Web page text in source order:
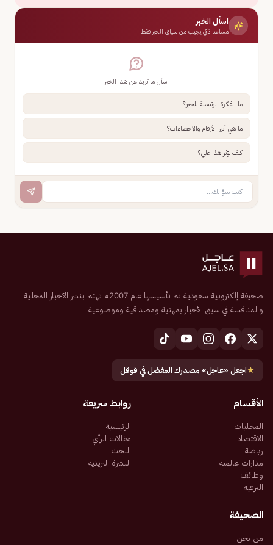
اسأل الخبر
مساعد ذكي يجيب من سياق الخبر فقط
اسأل ما تريد عن هذا الخبر
ما الفكرة الرئيسية للخبر؟
ما هي أبرز الأرقام والإحصاءات؟
كيف يؤثر هذا علي؟
صحيفة إلكترونية سعودية تم تأسيسها عام 2007م تهتم بنشر الأخبار المحلية
والمنافسة في سبق الأخبار بمهنية ومصداقية وموضوعية
★اجعل «عاجل» مصدرك المفضل في قوقل
الأقسام
المحليات
الاقتصاد
رياضة
مدارات عالمية
وظائف
الترفيه
روابط سريعة
الرئيسية
مقالات الرأي
البحث
النشرة البريدية
الصحيفة
من نحن